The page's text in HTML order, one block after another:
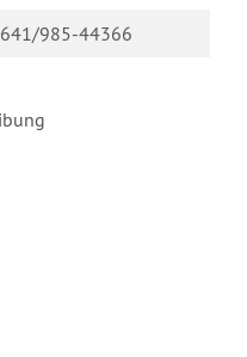
985-44366